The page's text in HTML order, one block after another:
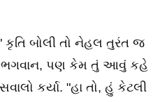
બોલી તો નેહલ તુરંત જ
ભગવાન, પણ કેમ તું આવું કહે
કર્યા. "હા તો, હું કેટલી